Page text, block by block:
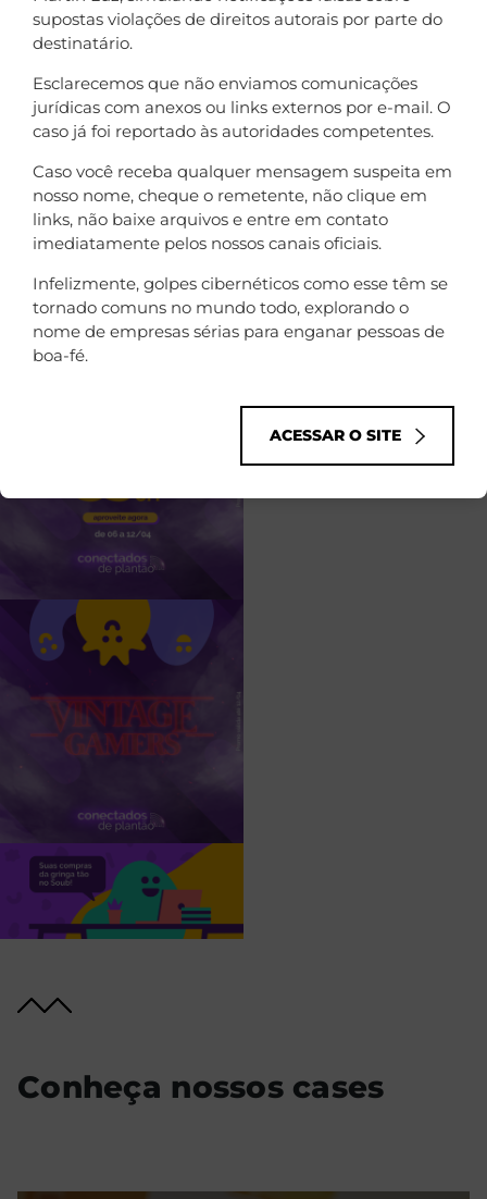
Conheça nossos cases
supostas violações de direitos autorais por parte do
destinatário.
Esclarecemos que não enviamos comunicações
jurídicas com anexos ou links externos por e-mail. O
caso já foi reportado às autoridades competentes.
Caso você receba qualquer mensagem suspeita em
nosso nome, cheque o remetente, não clique em
links, não baixe arquivos e entre em contato
imediatamente pelos nossos canais oficiais.
Infelizmente, golpes cibernéticos como esse têm se
tornado comuns no mundo todo, explorando o
nome de empresas sérias para enganar pessoas de
boa-fé.
ACESSAR O SITE